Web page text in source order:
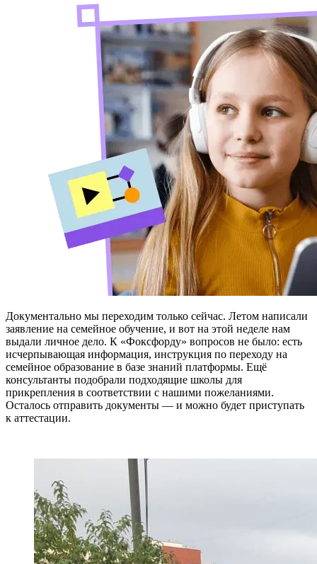
Документально мы переходим только сейчас. Летом написали
заявление на семейное обучение, и вот на этой неделе нам
выдали личное дело. К «Фоксфорду» вопросов не было: есть
исчерпывающая информация, инструкция по переходу на
семейное образование в базе знаний платформы. Ещё
консультанты подобрали подходящие школы для
прикрепления в соответствии с нашими пожеланиями.
Осталось отправить документы — и можно будет приступать
к аттестации.